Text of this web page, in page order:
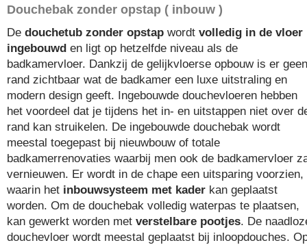
Douchebak zonder opstap ( inbouw )
De douchetub zonder opstap wordt volledig in de vloer
ingebouwd en ligt op hetzelfde niveau als de
badkamervloer. Dankzij de gelijkvloerse opbouw is er geen
rand zichtbaar wat de badkamer een luxe uitstraling en
modern design geeft. Ingebouwde douchevloeren hebben
het voordeel dat je tijdens het in- en uitstappen niet over
rand kan struikelen. De ingebouwde douchebak wordt
meestal toegepast bij nieuwbouw of totale
badkamerrenovaties waarbij men ook de badkamervloer
vernieuwen. Er wordt in de chape een uitsparing voorzien,
waarin het inbouwsysteem met kader kan geplaatst
worden. Om de douchebak volledig waterpas te plaatsen,
kan gewerkt worden met verstelbare pootjes. De
douchevloer wordt meestal geplaatst bij inloopdouches.